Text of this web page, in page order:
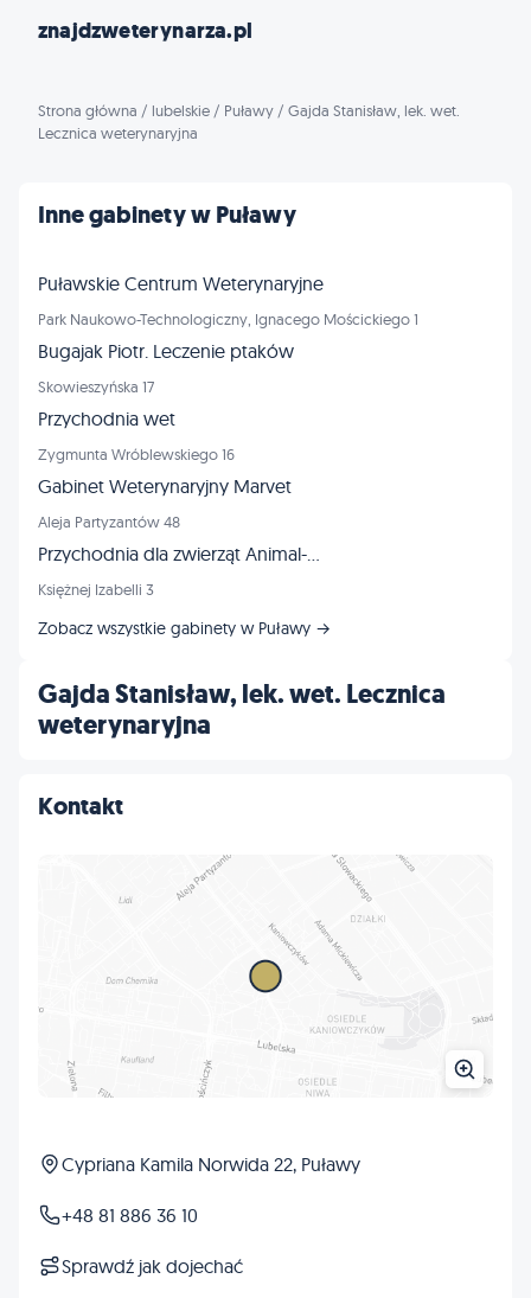
znajdzweterynarza.pl
Strona główna / lubelskie / Puławy / Gajda Stanisław, lek. wet.
Lecznica weterynaryjna
Gajda Stanisław, lek. wet. Lecznica
weterynaryjna
Kontakt
Cypriana Kamila Norwida 22, Puławy
+48 81 886 36 10
Sprawdź jak dojechać
Inne gabinety w Puławy
Puławskie Centrum Weterynaryjne
Park Naukowo-Technologiczny, Ignacego Mościckiego 1
Bugajak Piotr. Leczenie ptaków
Skowieszyńska 17
Przychodnia wet
Zygmunta Wróblewskiego 16
Gabinet Weterynaryjny Marvet
Aleja Partyzantów 48
Przychodnia dla zwierząt Animal-Wet. Lekarz weterynarii w Puławach
Księżnej Izabelli 3
Zobacz wszystkie gabinety w Puławy →